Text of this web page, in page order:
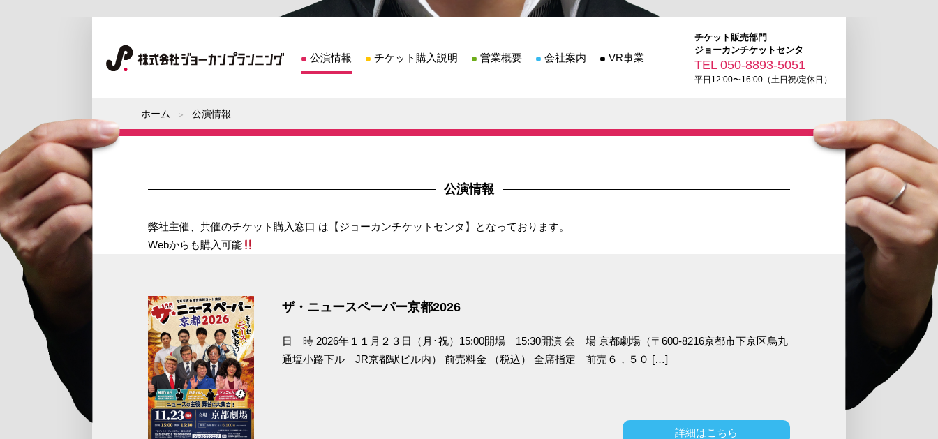
公演情報 チケット購入説明 営業概要 会社案内 VR事業
チケット販売部門
ジョーカンチケットセンタ
TEL 050-8893-5051
平日12:00〜16:00（土日祝/定休日）
ホーム 公演情報
公演情報
弊社主催、共催のチケット購入窓口 は【ジョーカンチケットセンタ】となっております。
Webからも購入可能
ザ・ニュースペーパー京都2026
日 時 2026年１１月２３日（月･祝）15:00開場 15:30開演 会 場 京都劇場（〒600-8216京都市下京区烏丸
通塩小路下ル JR京都駅ビル内） 前売料金 （税込） 全席指定 前売６，５０ […]
詳細はこちら